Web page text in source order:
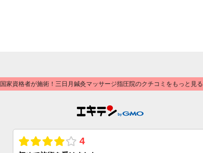
国家資格者が施術！三日月鍼灸マッサージ指圧院のクチコミをもっと見る